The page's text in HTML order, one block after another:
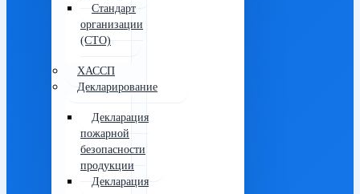
Стандарт
организации
(СТО)
ХАССП
Декларирование
Декларация
пожарной
безопасности
продукции
Декларация